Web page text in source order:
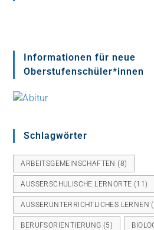
Informationen für neue
Oberstufenschüler*innen
Schlagwörter
ARBEITSGEMEINSCHAFTEN (8)
AUSSERSCHULISCHE LERNORTE (11)
AUSSERUNTERRICHTLICHES LERNEN
BERUFSORIENTIERUNG (5)